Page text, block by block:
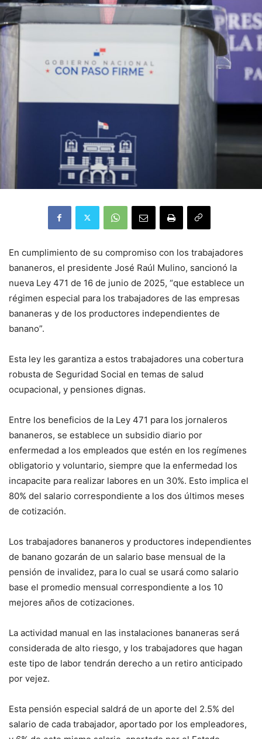
En cumplimiento de su compromiso con los trabajadores
bananeros, el presidente José Raúl Mulino, sancionó la
nueva Ley 471 de 16 de junio de 2025, “que establece un
régimen especial para los trabajadores de las empresas
bananeras y de los productores independientes de
banano”.
Esta ley les garantiza a estos trabajadores una cobertura
robusta de Seguridad Social en temas de salud
ocupacional, y pensiones dignas.
Entre los beneficios de la Ley 471 para los jornaleros
bananeros, se establece un subsidio diario por
enfermedad a los empleados que estén en los regímenes
obligatorio y voluntario, siempre que la enfermedad los
incapacite para realizar labores en un 30%. Esto implica el
80% del salario correspondiente a los dos últimos meses
de cotización.
Los trabajadores bananeros y productores independientes
de banano gozarán de un salario base mensual de la
pensión de invalidez, para lo cual se usará como salario
base el promedio mensual correspondiente a los 10
mejores años de cotizaciones.
La actividad manual en las instalaciones bananeras será
considerada de alto riesgo, y los trabajadores que hagan
este tipo de labor tendrán derecho a un retiro anticipado
por vejez.
Esta pensión especial saldrá de un aporte del 2.5% del
salario de cada trabajador, aportado por los empleadores,